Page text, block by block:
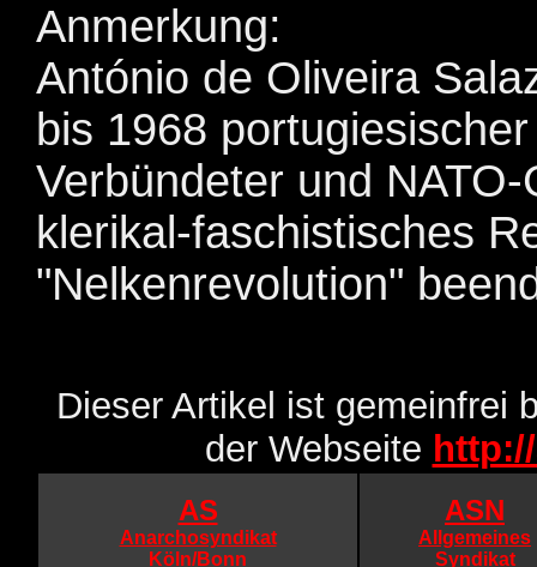
Anmerkung:
António de Oliveira
bis 1968
Verbündeter und
klerikal-faschistisches
"Nelkenrevolution"
Dieser Artikel ist gemeinfrei
der Webseite
AS
Anarchosyndikat
Köln/Bonn
ASN
Allgemeines
Syndikat